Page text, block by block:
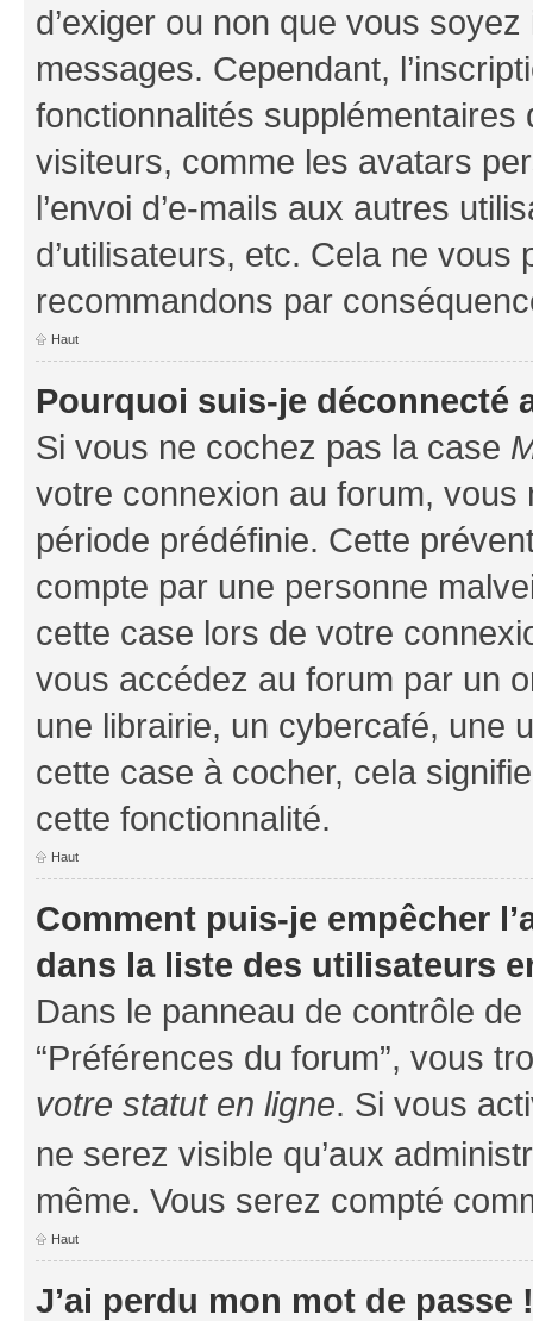
d’exiger ou non que vous
messages. Cependant,
fonctionnalités
visiteurs, comme les avatars
l’envoi d’e-mails aux autres
d’utilisateurs, etc. Cela ne vous
recommandons par
Haut
Pourquoi suis-je déconnecté
Si vous ne cochez pas la case
votre connexion au forum,
période prédéfinie. Cette
compte par une personne
cette case lors de votre
vous accédez au forum par un
une librairie, un cybercafé, une
cette case à cocher, cela
cette fonctionnalité.
Haut
Comment puis-je empêcher
dans la liste des utilisateurs
Dans le panneau de contrôle
“Préférences du forum”, vous
votre statut en ligne. Si vous
ne serez visible qu’aux
même. Vous serez compté
Haut
J’ai perdu mon mot de passe !